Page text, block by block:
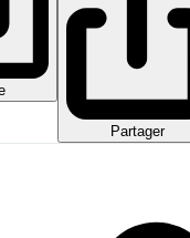
Partager